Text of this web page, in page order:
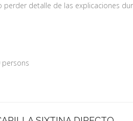
perder detalle de las explicaciones
persons